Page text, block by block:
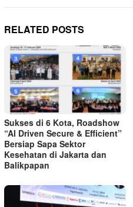
RELATED POSTS
Sukses di 6 Kota, Roadshow
“AI Driven Secure & Efficient”
Bersiap Sapa Sektor
Kesehatan di Jakarta dan
Balikpapan